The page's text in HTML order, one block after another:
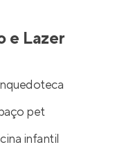
e Lazer
pet
infantil